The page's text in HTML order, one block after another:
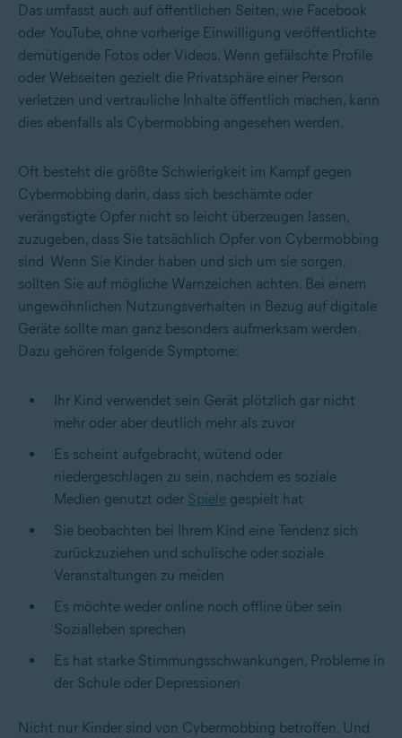
Das umfasst auch auf öffentlichen Seiten, wie Facebook
oder YouTube, ohne vorherige Einwilligung veröffentlichte
demütigende Fotos oder Videos. Wenn gefälschte Profile
oder Webseiten gezielt die Privatsphäre einer Person
verletzen und vertrauliche Inhalte öffentlich machen, kann
dies ebenfalls als Cybermobbing angesehen werden.
Oft besteht die größte Schwierigkeit im Kampf gegen
Cybermobbing darin, dass sich beschämte oder
verängstigte Opfer nicht so leicht überzeugen lassen,
zuzugeben, dass Sie tatsächlich Opfer von Cybermobbing
sind. Wenn Sie Kinder haben und sich um sie sorgen,
sollten Sie auf mögliche Warnzeichen achten. Bei einem
ungewöhnlichen Nutzungsverhalten in Bezug auf digitale
Geräte sollte man ganz besonders aufmerksam werden.
Dazu gehören folgende Symptome:
Ihr Kind verwendet sein Gerät plötzlich gar nicht
mehr oder aber deutlich mehr als zuvor
Es scheint aufgebracht, wütend oder
niedergeschlagen zu sein, nachdem es soziale
Medien genutzt oder Spiele gespielt hat
Sie beobachten bei Ihrem Kind eine Tendenz sich
zurückzuziehen und schulische oder soziale
Veranstaltungen zu meiden
Es möchte weder online noch offline über sein
Sozialleben sprechen
Es hat starke Stimmungsschwankungen, Probleme in
der Schule oder Depressionen
Nicht nur Kinder sind von Cybermobbing betroffen. Und